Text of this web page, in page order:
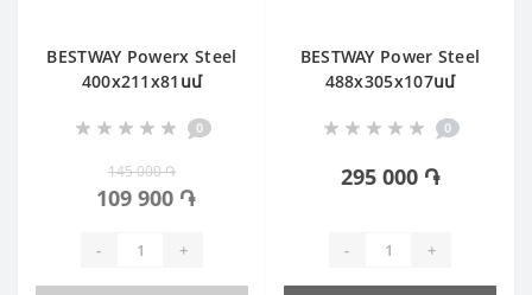
BESTWAY Powerx Steel
400х211х81սմ
0
145 000 ֏
109 900 ֏
- +
BESTWAY Power Steel
488х305х107սմ
0
295 000 ֏
- +